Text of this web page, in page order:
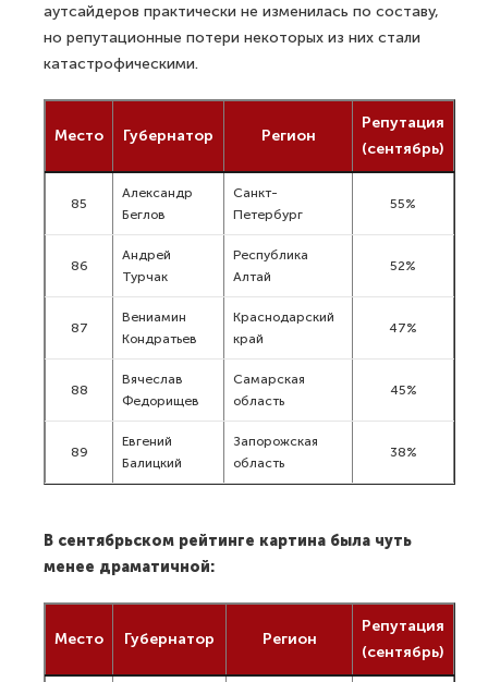
аутсайдеров практически не изменилась по составу,
но репутационные потери некоторых из них стали
катастрофическими.
Место Губернатор Регион
Репутация
(сентябрь)
85
Александр
Беглов
Санкт-
Петербург
55%
86
Андрей
Турчак
Республика
Алтай
52%
87
Вениамин
Кондратьев
Краснодарский
край
47%
88
Вячеслав
Федорищев
Самарская
область
45%
89
Евгений
Балицкий
Запорожская
область
38%
В сентябрьском рейтинге картина была чуть
менее драматичной:
Место Губернатор Регион
Репутация
(сентябрь)